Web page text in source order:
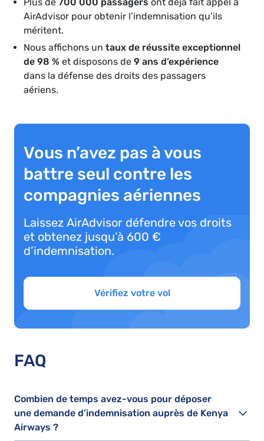
AirAdvisor pour obtenir l’indemnisation qu’ils
méritent.
Nous affichons un taux de réussite exceptionnel
de 98 % et disposons de 9 ans d’expérience
dans la défense des droits des passagers
aériens.
Vous n’avez pas à vous
battre seul contre les
compagnies aériennes
Laissez AirAdvisor défendre vos droits
et obtenez jusqu’à 600 €
d’indemnisation.
Vérifiez votre vol
FAQ
Combien de temps avez-vous pour déposer
une demande d’indemnisation auprès de Kenya
Airways ?